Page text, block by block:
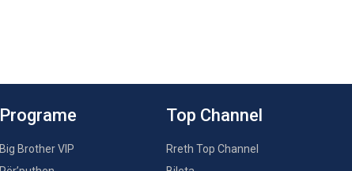
Programe
Big Brother VIP
Top Channel
Rreth Top Channel